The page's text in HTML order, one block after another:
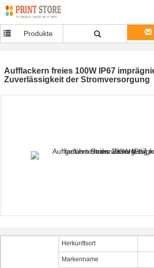
Produkte
Aufflackern freies 100W IP67
Zuverlässigkeit der Stromversorgung
Herkunftsort
Markenname